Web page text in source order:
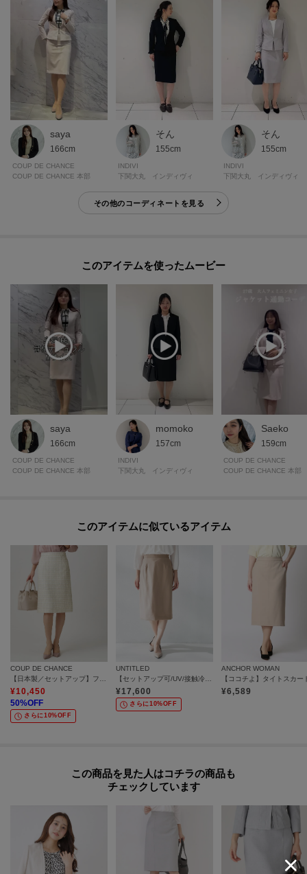
saya
166cm
COUP DE CHANCE
COUP DE CHANCE 本部
そん
155cm
INDIVI
下関大丸 インディヴィ
そん
155cm
INDIVI
下関大丸 インディヴィ
その他のコーディネートを見る
このアイテムを使ったムービー
saya
166cm
COUP DE CHANCE
COUP DE CHANCE 本部
momoko
157cm
INDIVI
下関大丸 インディヴィ
Saeko
159cm
COUP DE CHANCE
COUP DE CHANCE 本部
このアイテムに似ているアイテム
COUP DE CHANCE
【日本製／セットアップ】ファンシーツィードのセミAラインスカート
¥10,450
50%OFF
さらに10%OFF
UNTITLED
【セットアップ可/UV/接触冷感】エアリータイトスカート
¥17,600
さらに10%OFF
ANCHOR WOMAN
【ココチよ】タイトスカー
¥6,589
この商品を見た人はコチラの商品も
チェックしています